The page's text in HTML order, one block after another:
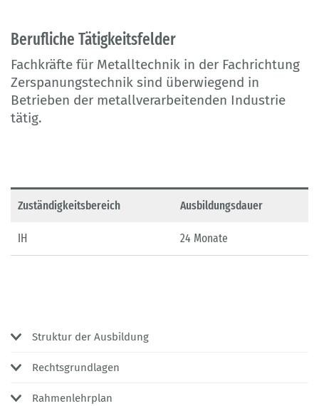
Berufliche Tätigkeitsfelder
Fachkräfte für Metalltechnik in der Fachrichtung
Zerspanungstechnik sind überwiegend in
Betrieben der metallverarbeitenden Industrie
tätig.
Zuständigkeitsbereich Ausbildungsdauer
IH 24 Monate
Struktur der Ausbildung
Rechtsgrundlagen
Rahmenlehrplan